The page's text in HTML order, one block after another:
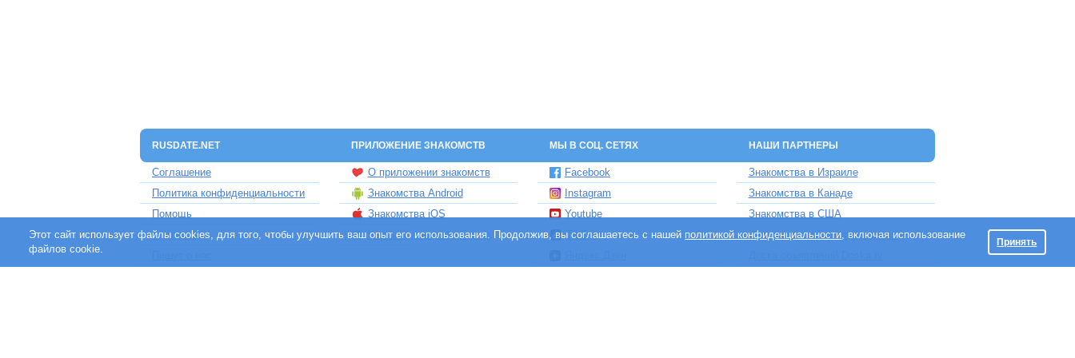
RUSDATE.NET ПРИЛОЖЕНИЕ ЗНАКОМСТВ МЫ В СОЦ. СЕТЯХ НАШИ ПАРТНЕРЫ
Соглашение
Политика конфиденциальности
Помощь
Контакты
О приложении знакомств
Знакомства Android
Знакомства iOS
Чат бот знакомств Елена
Facebook
Instagram
Youtube
TikTok
Знакомства в Израиле
Знакомства в Канаде
Знакомства в США
Знакомства в Великобритании
Этот сайт использует файлы cookies, для того, чтобы улучшить ваш опыт его использования. Продолжив, вы соглашаетесь с нашей политикой конфиденциальности, включая использование
файлов cookie.
Принять